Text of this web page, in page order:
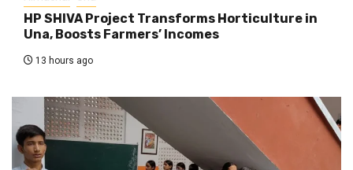
HP SHIVA Project Transforms Horticulture in
Una, Boosts Farmers’ Incomes
13 hours ago